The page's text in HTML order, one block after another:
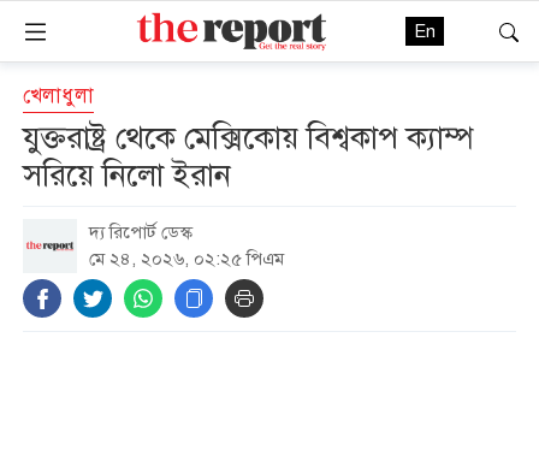
En
খেলাধুলা
যুক্তরাষ্ট্র থেকে মেক্সিকোয় বিশ্বকাপ ক্যাম্প
সরিয়ে নিলো ইরান
দ্য রিপোর্ট ডেস্ক
মে ২৪, ২০২৬, ০২:২৫ পিএম